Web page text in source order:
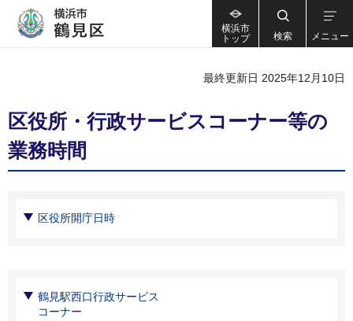
横浜市
トップ
検索 メニュー
最終更新日 2025年12月10日
区役所・行政サービスコーナー等の
業務時間
区役所開庁日時
鶴見駅西口行政サービス
コーナー